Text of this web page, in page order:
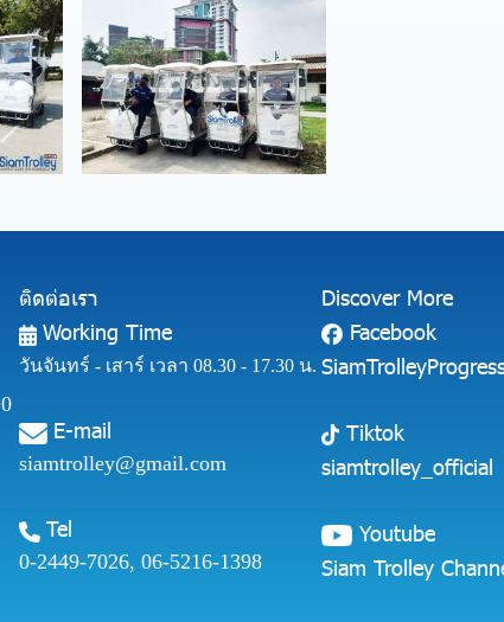
ติดต่อเรา
Working Time
วันจันทร์ - เสาร์ เวลา 08.30 - 17.30 น.
E-mail
siamtrolley@gmail.com
Tel
0-2449-7026, 06-5216-1398
Discover More
Facebook
Tiktok
siamtrolley_official
Youtube
Siam Trolley